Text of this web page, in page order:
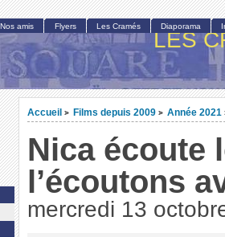
LES
Accueil > Films depuis 2009 > Année 2021
Nica écoute
l’écoutons
mercredi 13
Nos amis Flyers Les Cramés Diaporama